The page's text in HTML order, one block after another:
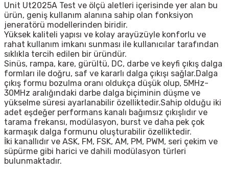
Unit Ut2025A Test ve ölçü aletleri içerisinde yer alan bu
ürün, geniş kullanım alanına sahip olan fonksiyon
jeneratörü modellerinden biridir.
Yüksek kaliteli yapısı ve kolay arayüzüyle konforlu ve
rahat kullanım imkanı sunması ile kullanıcılar tarafından
sıklıkla tercih edilen bir üründür.
Sinüs, rampa, kare, gürültü, DC, darbe ve keyfi çıkış dalga
formları ile doğru, saf ve kararlı dalga çıkışı sağlar.Dalga
çıkış formu bozulma oranı oldukça düşük olup, 5MHz-
30MHz aralığındaki darbe dalga biçiminin düşme ve
yükselme süresi ayarlanabilir özelliktedir.Sahip olduğu iki
adet eşdeğer performans kanalı bağımsız çıkışlıdır ve
tarama frekansı, modülasyon, burst ve daha pek çok
karmaşık dalga formunu oluşturabilir özelliktedir.
İki kanallıdır ve ASK, FM, FSK, AM, PM, PWM, seri çekim ve
süpürme gibi harici ve dahili modülasyon türleri
bulunmaktadır.